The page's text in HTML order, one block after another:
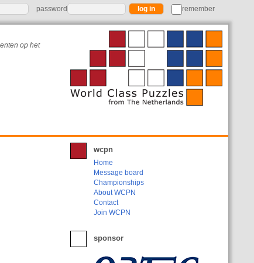
password remember
op het
wcpn
Home
Message board
Championships
About WCPN
Contact
Join WCPN
sponsor